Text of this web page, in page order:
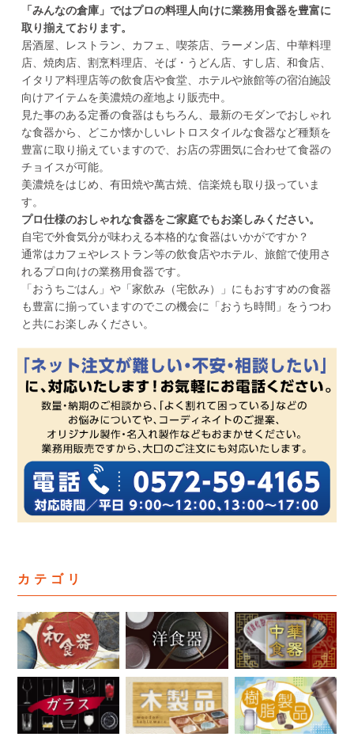
「みんなの倉庫」ではプロの料理人向けに業務用食器を豊富に
取り揃えております。
居酒屋、レストラン、カフェ、喫茶店、ラーメン店、中華料理
店、焼肉店、割烹料理店、そば・うどん店、すし店、和食店、
イタリア料理店等の飲食店や食堂、ホテルや旅館等の宿泊施設
向けアイテムを美濃焼の産地より販売中。
見た事のある定番の食器はもちろん、最新のモダンでおしゃれ
な食器から、どこか懐かしいレトロスタイルな食器など種類を
豊富に取り揃えていますので、お店の雰囲気に合わせて食器の
チョイスが可能。
美濃焼をはじめ、有田焼や萬古焼、信楽焼も取り扱っていま
す。
プロ仕様のおしゃれな食器をご家庭でもお楽しみください。
自宅で外食気分が味わえる本格的な食器はいかがですか？
通常はカフェやレストラン等の飲食店やホテル、旅館で使用さ
れるプロ向けの業務用食器です。
「おうちごはん」や「家飲み（宅飲み）」にもおすすめの食器
も豊富に揃っていますのでこの機会に「おうち時間」をうつわ
と共にお楽しみください。
カテゴリ